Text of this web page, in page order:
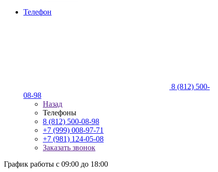
Телефон
8 (812) 500-
08-98
Назад
Телефоны
8 (812) 500-08-98
+7 (999) 008-97-71
+7 (981) 124-05-08
Заказать звонок
График работы с 09:00 до 18:00